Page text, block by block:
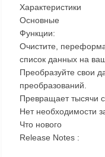
Характеристики
Основные
Функции:
Очистите,
список данных на
Преобразуйте свои
преобразований.
Превращает тысячи
Нет необходимости
Что нового
Release Notes :